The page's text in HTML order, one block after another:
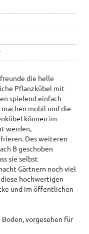
die helle
Pflanzkübel mit
spielend einfach
mobil und die
können im
werden,
Des weiteren
B geschoben
sie selbst
Gärtnern noch viel
hochwertigen
und im öffentlichen
vorgesehen für